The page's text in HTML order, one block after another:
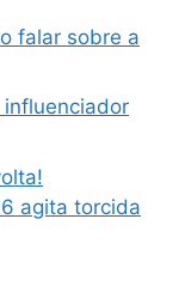
falar sobre a
influenciador
agita torcida